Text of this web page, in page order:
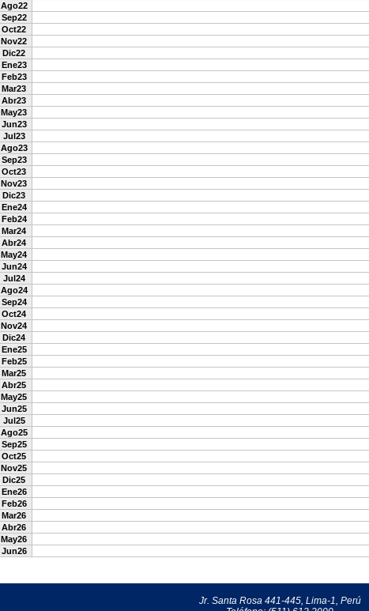
Ago22
Sep22
Oct22
Nov22
Dic22
Ene23
Feb23
Mar23
Abr23
May23
Jun23
Jul23
Ago23
Sep23
Oct23
Nov23
Dic23
Ene24
Feb24
Mar24
Abr24
May24
Jun24
Jul24
Ago24
Sep24
Oct24
Nov24
Dic24
Ene25
Feb25
Mar25
Abr25
May25
Jun25
Jul25
Ago25
Sep25
Oct25
Nov25
Dic25
Ene26
Feb26
Mar26
Abr26
May26
Jun26
Jr. Santa Rosa 441-445, Lima-1, Perú